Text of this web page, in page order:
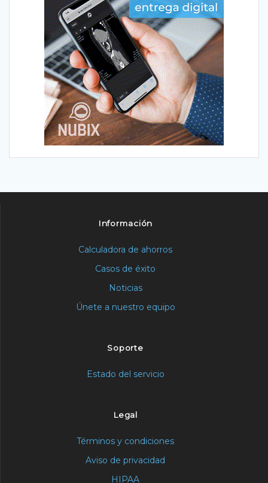
Información
Calculadora de ahorros
Casos de éxito
Noticias
Únete a nuestro equipo
Soporte
Estado del servicio
Legal
Términos y condiciones
Aviso de privacidad
HIPAA